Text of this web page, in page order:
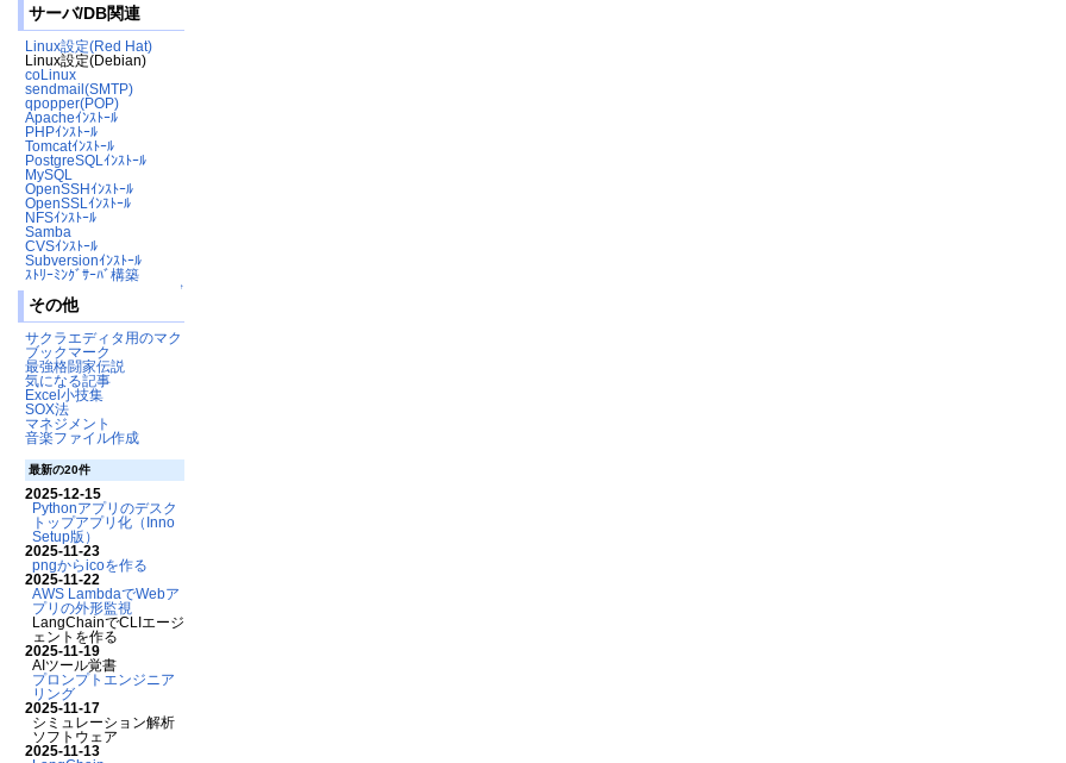
サーバ/DB関連
Linux設定(Red Hat)
Linux設定(Debian)
coLinux
sendmail(SMTP)
qpopper(POP)
Apacheｲﾝｽﾄｰﾙ
PHPｲﾝｽﾄｰﾙ
Tomcatｲﾝｽﾄｰﾙ
PostgreSQLｲﾝｽﾄｰﾙ
MySQL
OpenSSHｲﾝｽﾄｰﾙ
OpenSSLｲﾝｽﾄｰﾙ
NFSｲﾝｽﾄｰﾙ
Samba
CVSｲﾝｽﾄｰﾙ
Subversionｲﾝｽﾄｰﾙ
ｽﾄﾘｰﾐﾝｸﾞｻｰﾊﾞ構築
↑
その他
サクラエディタ用のマクロ
ブックマーク
最強格闘家伝説
気になる記事
Excel小技集
SOX法
マネジメント
音楽ファイル作成
最新の20件
2025-12-15
Pythonアプリのデスク
トップアプリ化（Inno
Setup版）
2025-11-23
pngからicoを作る
2025-11-22
AWS LambdaでWebア
プリの外形監視
LangChainでCLIエージ
ェントを作る
2025-11-19
AIツール覚書
プロンプトエンジニア
リング
2025-11-17
シミュレーション解析
ソフトウェア
2025-11-13